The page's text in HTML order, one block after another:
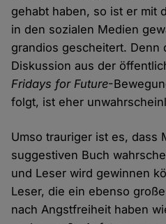
gehabt haben, so ist er mit
in den sozialen Medien
grandios gescheitert. Denn
Diskussion aus der
Fridays for Future-
folgt, ist eher
Umso trauriger ist es, dass
suggestiven Buch
und Leser wird gewinnen
Leser, die ein ebenso
nach Angstfreiheit haben